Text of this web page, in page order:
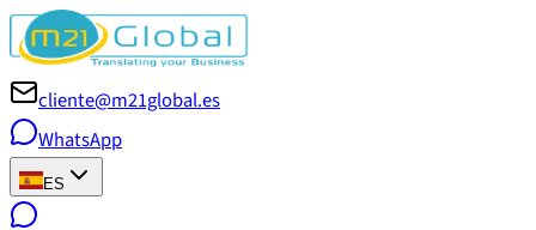
cliente@m21global.es
WhatsApp
ES